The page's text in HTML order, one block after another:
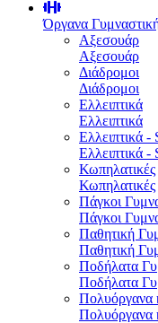
Όργανα
Αξεσουάρ
Αξεσουάρ
Διάδρομοι
Διάδρομοι
Ελλειπτικά
Ελλειπτικά
Ελλειπτικά -
Ελλειπτικά -
Κωπηλατικές
Κωπηλατικές
Πάγκοι
Πάγκοι
Παθητική
Παθητική
Ποδήλατα
Ποδήλατα
Πολυόργανα
Πολυόργανα